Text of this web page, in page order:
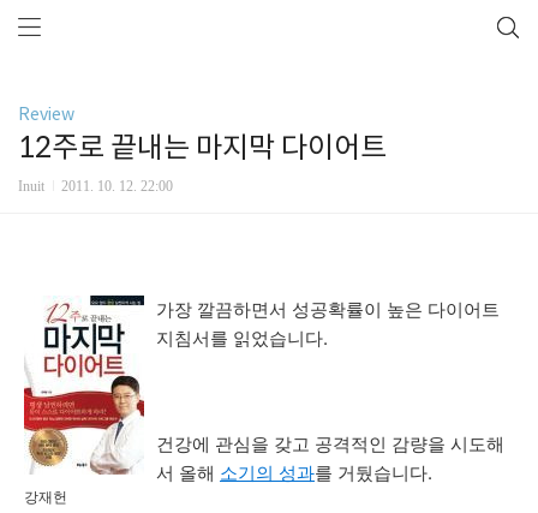
Review
12주로 끝내는 마지막 다이어트
Inuit 2011. 10. 12. 22:00
강재헌
가장 깔끔하면서 성공확률이 높은 다이어트
지침서를 읽었습니다.
건강에 관심을 갖고 공격적인 감량을 시도해
서 올해 소기의 성과를 거뒀습니다.